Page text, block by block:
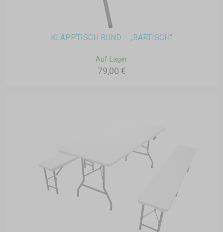
KLAPPTISCH RUND – „BARTISCH“
Auf Lager
79,00 €